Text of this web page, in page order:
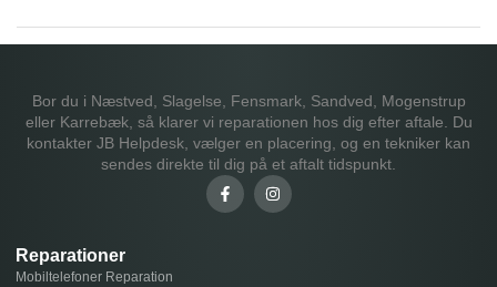
Bor du i Næstved, Slagelse, Fensmark, Sandved, Mogenstrup
eller Karrebæk, så klarer vi reparationen hos dig efter aftale. Du
kontakter JB Helpdesk, vælger en placering, og en tekniker kan
sendes direkte til dig på et aftalt tidspunkt.
Reparationer
Mobiltelefoner Reparation